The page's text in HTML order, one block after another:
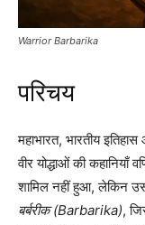
Warrior Barbarika
परिचय
महाभारत, भारतीय
वीर योद्धाओं की कहानियाँ
शामिल नहीं हुआ, लेकिन
बर्बरीक (Barbarika),